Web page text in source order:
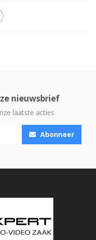
nieuwsbrief
laatste acties
Abonneer